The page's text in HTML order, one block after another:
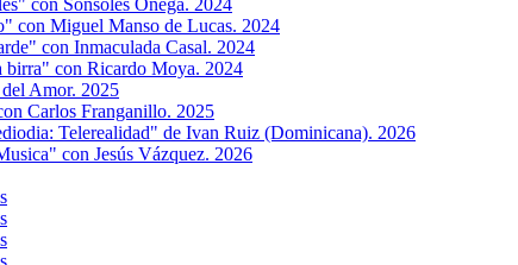
соn Sonsoles Ónega. 2024
cоn Miguel Mansо de Lucas. 2024
con Inmaculada Casal. 2024
birra" con Ricardo Moya. 2024
Amor. 2025
Carlos Franganillo. 2025
Telerealidad" de Ivan Ruiz (Dominicana). 2026
con Jesús Vázquez. 2026